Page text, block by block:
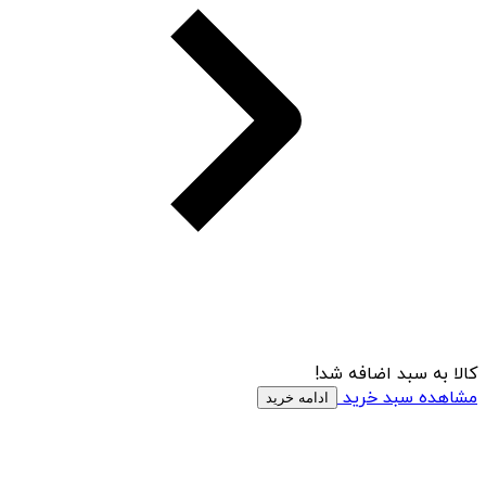
کالا به سبد اضافه شد!
مشاهده سبد خرید
ادامه خرید